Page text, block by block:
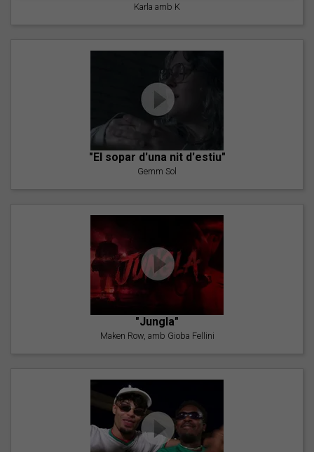
Karla amb K
"El sopar d'una nit d'estiu"
Gemm Sol
"Jungla"
Maken Row, amb Gioba Fellini